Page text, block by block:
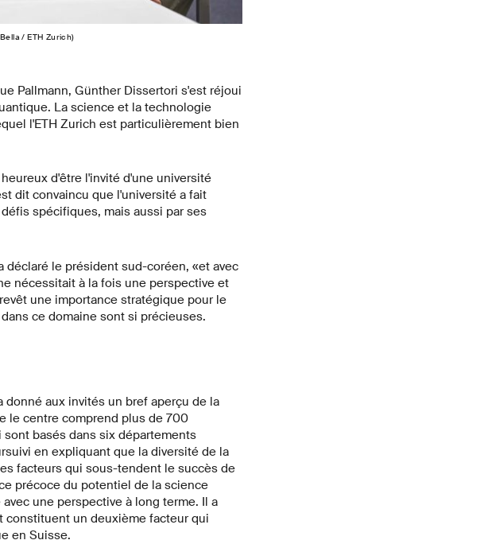
/ ETH Zurich)
Pallmann, Günther Dissertori s'est réjoui
La science et la technologie
l'ETH Zurich est particulièrement bien
d'être l'invité d'une université
dit convaincu que l'université a fait
spécifiques, mais aussi par ses
déclaré le président sud-coréen, «et avec
nécessitait à la fois une perspective et
une importance stratégique pour le
ce domaine sont si précieuses.
donné aux invités un bref aperçu de la
le centre comprend plus de 700
basés dans six départements
en expliquant que la diversité de la
facteurs qui sous-tendent le succès de
précoce du potentiel de la science
une perspective à long terme. Il a
constituent un deuxième facteur qui
en Suisse.